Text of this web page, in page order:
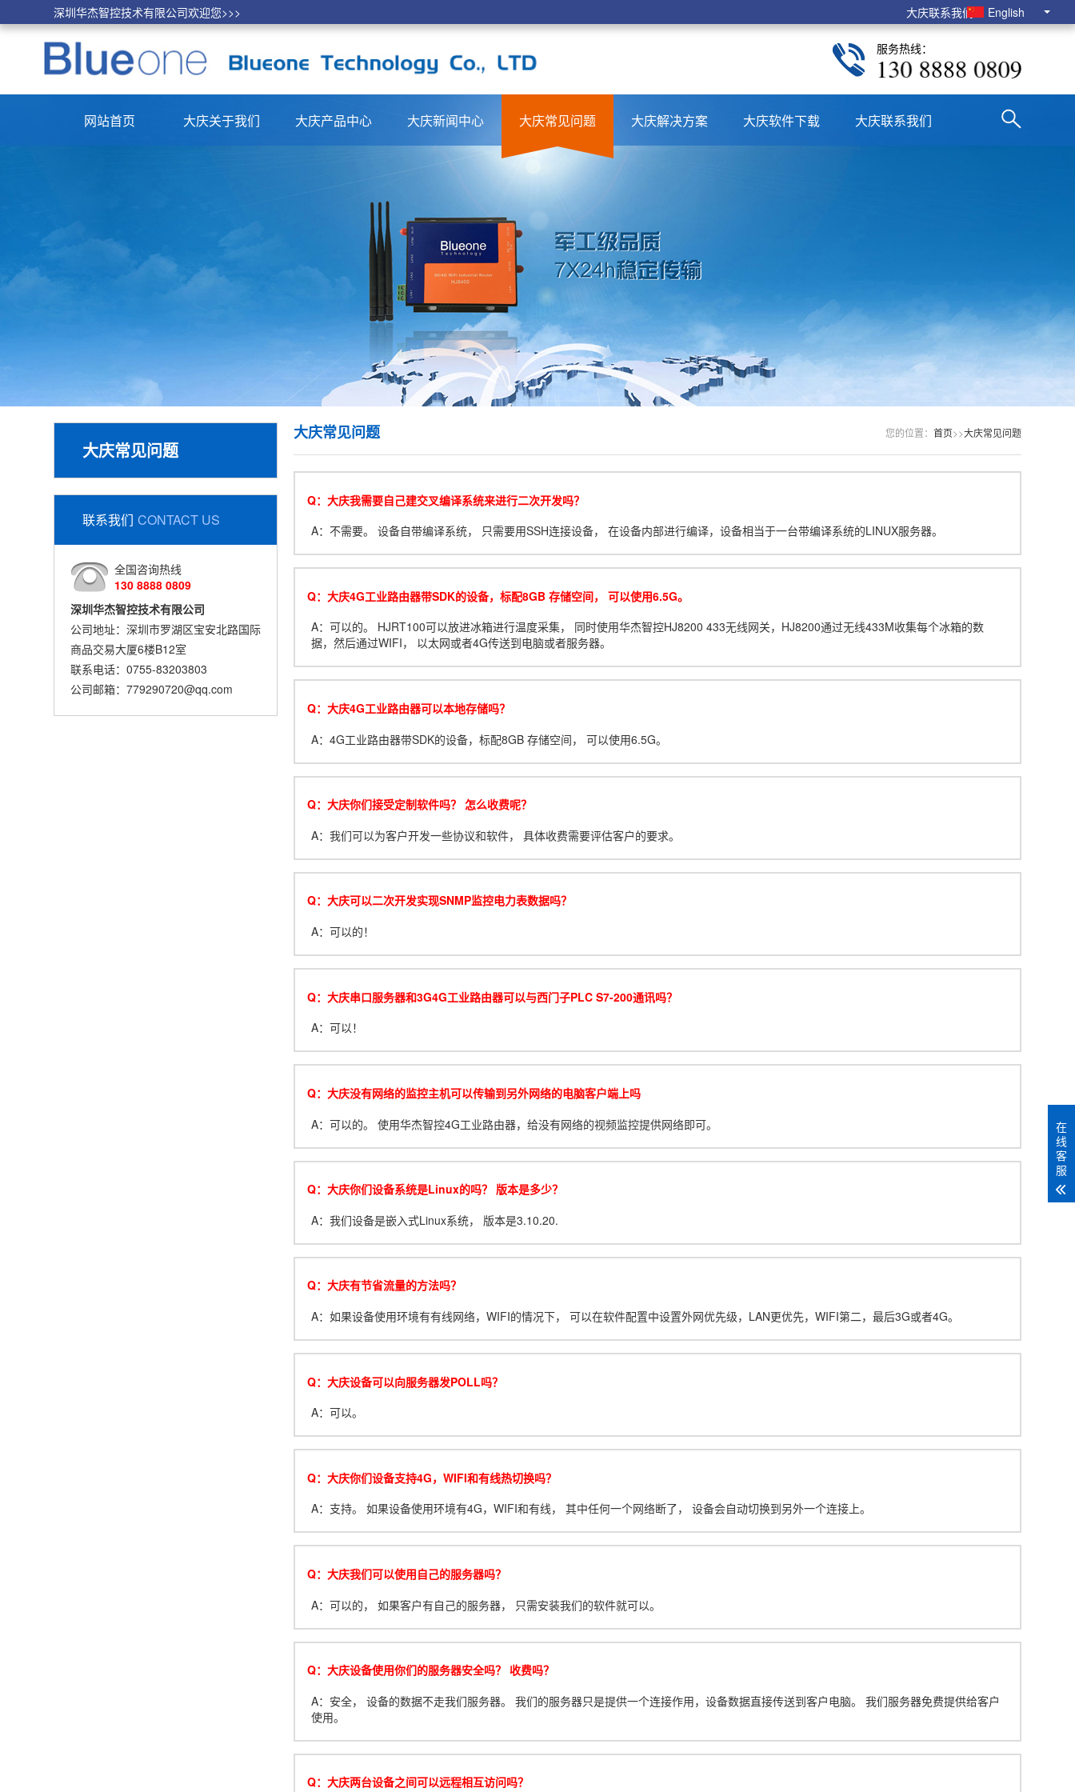
大庆联系我们 English
深圳华杰智控技术有限公司欢迎您>>>
服务热线：
130 8888 0809
网站首页 大庆关于我们 大庆产品中心 大庆新闻中心 大庆常见问题 大庆解决方案 大庆软件下载 大庆联系我们
大庆常见问题
联系我们 CONTACT US
全国咨询热线
130 8888 0809
深圳华杰智控技术有限公司
公司地址：深圳市罗湖区宝安北路国际
商品交易大厦6楼B12室
联系电话：0755-83203803
公司邮箱：779290720@qq.com
您的位置： 首页>>大庆常见问题
大庆常见问题
Q：大庆我需要自己建交叉编译系统来进行二次开发吗？
A：不需要。 设备自带编译系统， 只需要用SSH连接设备， 在设备内部进行编译，设备相当于一台带编译系统的LINUX服务器。
Q：大庆4G工业路由器带SDK的设备，标配8GB 存储空间， 可以使用6.5G。
A：可以的。 HJRT100可以放进冰箱进行温度采集， 同时使用华杰智控HJ8200 433无线网关，HJ8200通过无线433M收集每个冰箱的数
据，然后通过WIFI， 以太网或者4G传送到电脑或者服务器。
Q：大庆4G工业路由器可以本地存储吗？
A：4G工业路由器带SDK的设备，标配8GB 存储空间， 可以使用6.5G。
Q：大庆你们接受定制软件吗？ 怎么收费呢？
A：我们可以为客户开发一些协议和软件， 具体收费需要评估客户的要求。
Q：大庆可以二次开发实现SNMP监控电力表数据吗？
A：可以的！
Q：大庆串口服务器和3G4G工业路由器可以与西门子PLC S7-200通讯吗？
A：可以！
Q：大庆没有网络的监控主机可以传输到另外网络的电脑客户端上吗
A：可以的。 使用华杰智控4G工业路由器，给没有网络的视频监控提供网络即可。
Q：大庆你们设备系统是Linux的吗？ 版本是多少？
A：我们设备是嵌入式Linux系统， 版本是3.10.20.
Q：大庆有节省流量的方法吗？
A：如果设备使用环境有有线网络，WIFI的情况下， 可以在软件配置中设置外网优先级，LAN更优先，WIFI第二，最后3G或者4G。
Q：大庆设备可以向服务器发POLL吗？
A：可以。
Q：大庆你们设备支持4G，WIFI和有线热切换吗？
A：支持。 如果设备使用环境有4G，WIFI和有线， 其中任何一个网络断了， 设备会自动切换到另外一个连接上。
Q：大庆我们可以使用自己的服务器吗？
A：可以的， 如果客户有自己的服务器， 只需安装我们的软件就可以。
Q：大庆设备使用你们的服务器安全吗？ 收费吗？
A：安全， 设备的数据不走我们服务器。 我们的服务器只是提供一个连接作用，设备数据直接传送到客户电脑。 我们服务器免费提供给客户
使用。
Q：大庆两台设备之间可以远程相互访问吗？
在
线
客
服